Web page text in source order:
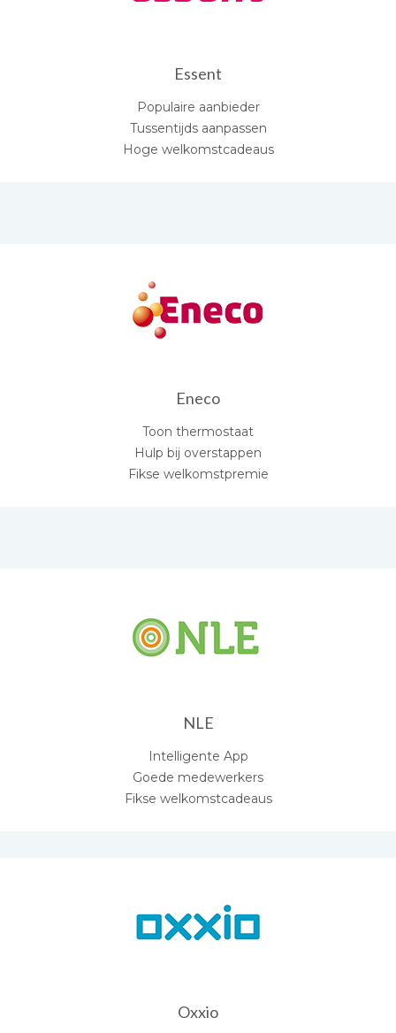
Essent
Populaire aanbieder
Tussentijds aanpassen
Hoge welkomstcadeaus
Eneco
Toon thermostaat
Hulp bij overstappen
Fikse welkomstpremie
NLE
Intelligente App
Goede medewerkers
Fikse welkomstcadeaus
Oxxio